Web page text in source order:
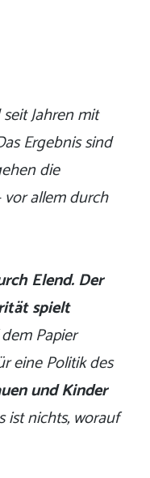
Jahren mit
Ergebnis sind
die
allem durch
Elend.Der
spielt
Papier
eine Politik des
und Kinder
ist nichts, worauf